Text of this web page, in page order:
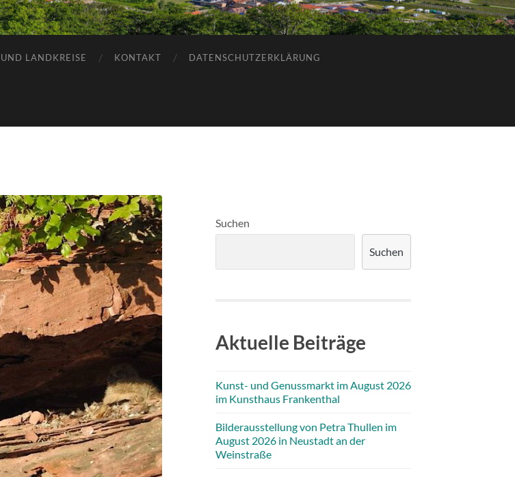
LANDKREISE KONTAKT DATENSCHUTZERKLÄRUNG
Suchen
Suchen
Aktuelle Beiträge
Kunst- und Genussmarkt im August 2026
im Kunsthaus Frankenthal
Bilderausstellung von Petra Thullen im
August 2026 in Neustadt an der
Weinstraße